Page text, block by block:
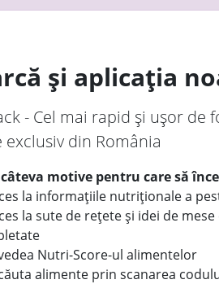
și aplicația
- Cel mai rapid și ușor
din România
motive pentru care să
la informațiile nutriționale a
la sute de rețete și idei de
Nutri-Score-ul alimentelor
alimente prin scanarea